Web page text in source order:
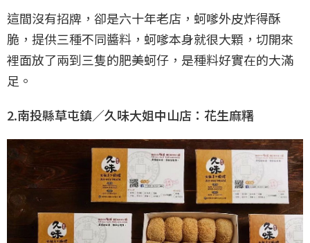
這間沒有招牌，卻是六十年老店，蚵嗲外皮炸得酥
脆，提供三種不同醬料，蚵嗲本身就很大顆，切開來
裡面放了兩到三隻的肥美蚵仔，是種料好實在的大滿
足。
2.南投縣草屯鎮／久味大姐中山店：花生麻糬